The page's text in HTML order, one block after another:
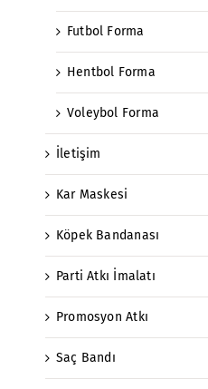
Futbol Forma
Hentbol Forma
Voleybol Forma
İletişim
Kar Maskesi
Köpek Bandanası
Parti Atkı İmalatı
Promosyon Atkı
Saç Bandı